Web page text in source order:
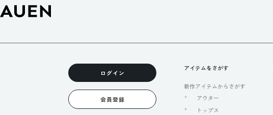
ログイン
会員登録
アイテムをさがす
新作アイテムからさがす
アウター
トップス